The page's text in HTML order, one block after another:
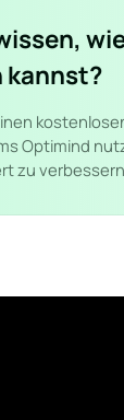
kannst?
Optimind
zu